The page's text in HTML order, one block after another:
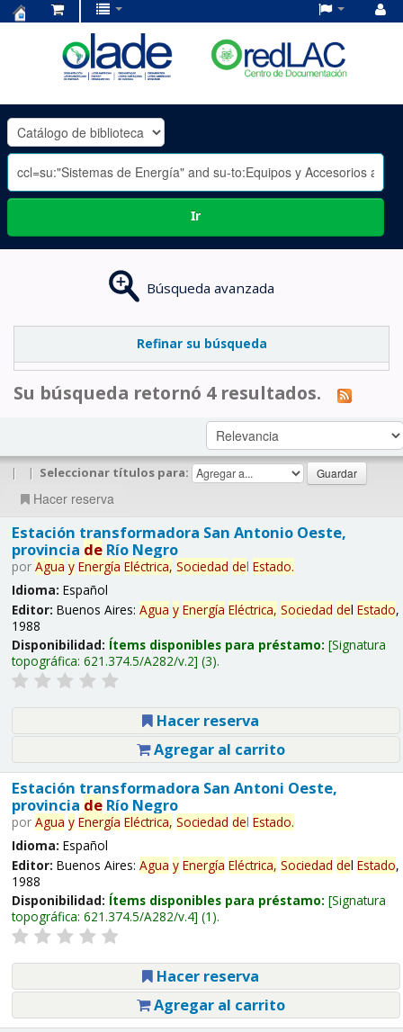
OLADE
-
Ir
Búsqueda avanzada
Refinar su búsqueda
Su búsqueda retornó 4 resultados.
| | Seleccionar títulos para:
Hacer reserva
Estación transformadora San Antonio Oeste,
provincia deRío Negro
por Agua y Energía Eléctrica, Sociedad del Estado.
Idioma: Español
Editor: Buenos Aires: Agua y Energía Eléctrica, Sociedad del Estado,
1988
Disponibilidad: Ítems disponibles para préstamo: Signatura
topográfica: 621.374.5/A282/v.2 (3).
Hacer reserva
Agregar al carrito
Estación transformadora San Antoni Oeste,
provincia deRío Negro
por Agua y Energía Eléctrica, Sociedad del Estado.
Idioma: Español
Editor: Buenos Aires: Agua y Energía Eléctrica, Sociedad del Estado,
1988
Disponibilidad: Ítems disponibles para préstamo: Signatura
topográfica: 621.374.5/A282/v.4 (1).
Hacer reserva
Agregar al carrito